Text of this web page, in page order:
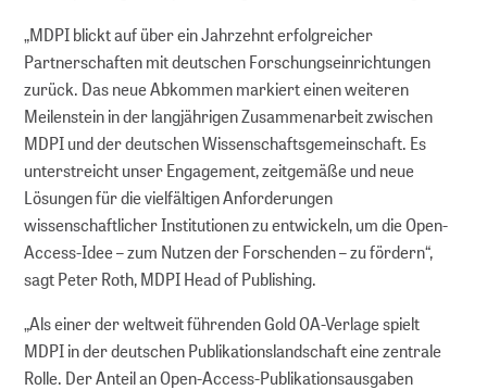
„MDPI blickt auf über ein Jahrzehnt erfolgreicher
Partnerschaften mit deutschen Forschungseinrichtungen
zurück. Das neue Abkommen markiert einen weiteren
Meilenstein in der langjährigen Zusammenarbeit zwischen
MDPI und der deutschen Wissenschaftsgemeinschaft. Es
unterstreicht unser Engagement, zeitgemäße und neue
Lösungen für die vielfältigen Anforderungen
wissenschaftlicher Institutionen zu entwickeln, um die Open-
Access-Idee – zum Nutzen der Forschenden – zu fördern“,
sagt Peter Roth, MDPI Head of Publishing.
„Als einer der weltweit führenden Gold OA-Verlage spielt
MDPI in der deutschen Publikationslandschaft eine zentrale
Rolle. Der Anteil an Open-Access-Publikationsausgaben